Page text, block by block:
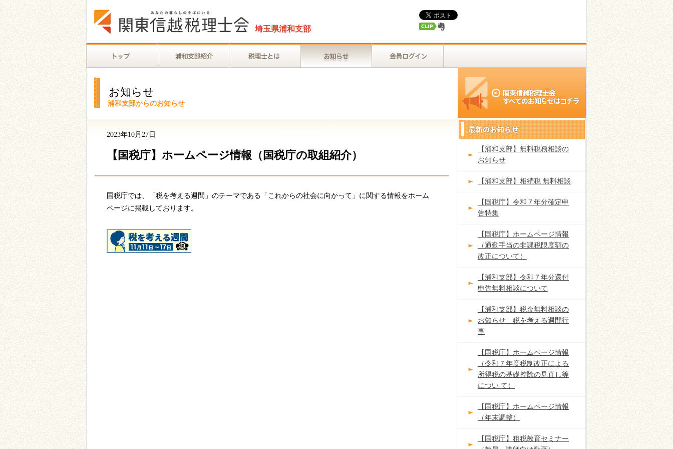
埼玉県浦和支部
お知らせ
浦和支部からのお知らせ
2023年10月27日
【国税庁】ホームページ情報（国税庁の取組紹介）
国税庁では、「税を考える週間」のテーマである「これからの社会に向かって」に関する情報をホーム
ページに掲載しております。
【浦和支部】無料税務相談の
お知らせ
【浦和支部】相続税 無料相談
【国税庁】令和７年分確定申
告特集
【国税庁】ホームページ情報
（通勤手当の非課税限度額の
改正について）
【浦和支部】令和７年分還付
申告無料相談について
【浦和支部】税金無料相談の
お知らせ 税を考える週間行
事
【国税庁】ホームページ情報
（令和７年度税制改正による
所得税の基礎控除の見直し等
につい て）
【国税庁】ホームページ情報
（年末調整）
【国税庁】租税教育セミナー